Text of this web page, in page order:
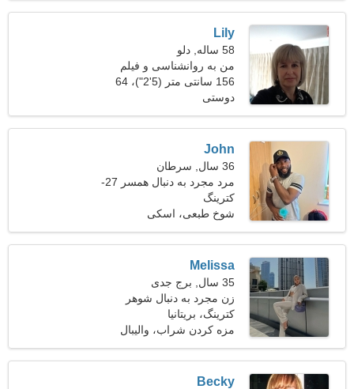
Lily
58 ساله, دلو
من به روانشناسی و فیلم
علاقه دارم
156 سانتی متر (5'2")، 64
کیلوگرم (141 پوند)
دوستی
John
36 سال, سرطان
مرد مجرد به دنبال همسر 27-
32
کترینگ
شوخ طبعی، اسکی
Melissa
35 سال, برج جدی
زن مجرد به دنبال شوهر
کترینگ، بریتانیا
مزه کردن شراب، والیبال
Becky